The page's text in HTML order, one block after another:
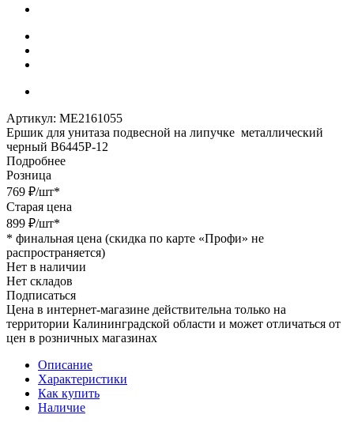
Артикул: МЕ2161055
Ершик для унитаза подвесной на липучке металлический
черный B6445P-12
Подробнее
Розница
769 ₽/шт*
Старая цена
899 ₽/шт*
* финальная цена (скидка по карте «Профи» не
распространяется)
Нет в наличии
Нет складов
Подписаться
Цена в интернет-магазине действительна только на
территории Калининградской области и может отличаться от
цен в розничных магазинах
Описание
Характеристики
Как купить
Наличие